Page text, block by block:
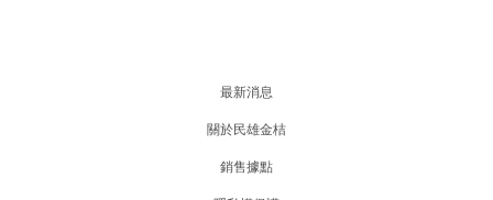
最新消息
關於民雄金桔
銷售據點